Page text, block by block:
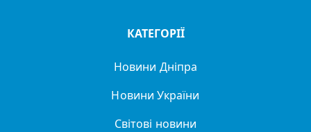
КАТЕГОРІЇ
Новини Дніпра
Новини України
Світові новини